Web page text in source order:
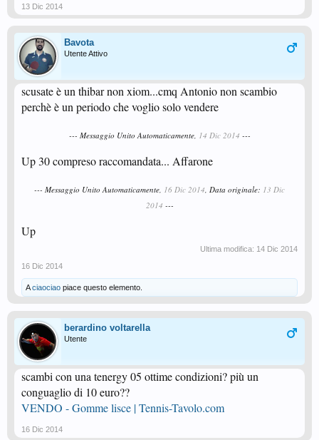
13 Dic 2014
Bavota
Utente Attivo
scusate è un thibar non xiom...cmq Antonio non scambio
perchè è un periodo che voglio solo vendere
--- Messaggio Unito Automaticamente, 14 Dic 2014 ---
Up 30 compreso raccomandata... Affarone
--- Messaggio Unito Automaticamente, 16 Dic 2014, Data originale: 13 Dic
2014 ---
Up
Ultima modifica: 14 Dic 2014
16 Dic 2014
Aciaociao piace questo elemento.
berardino voltarella
Utente
scambi con una tenergy 05 ottime condizioni? più un
conguaglio di 10 euro??
VENDO - Gomme lisce | Tennis-Tavolo.com
16 Dic 2014